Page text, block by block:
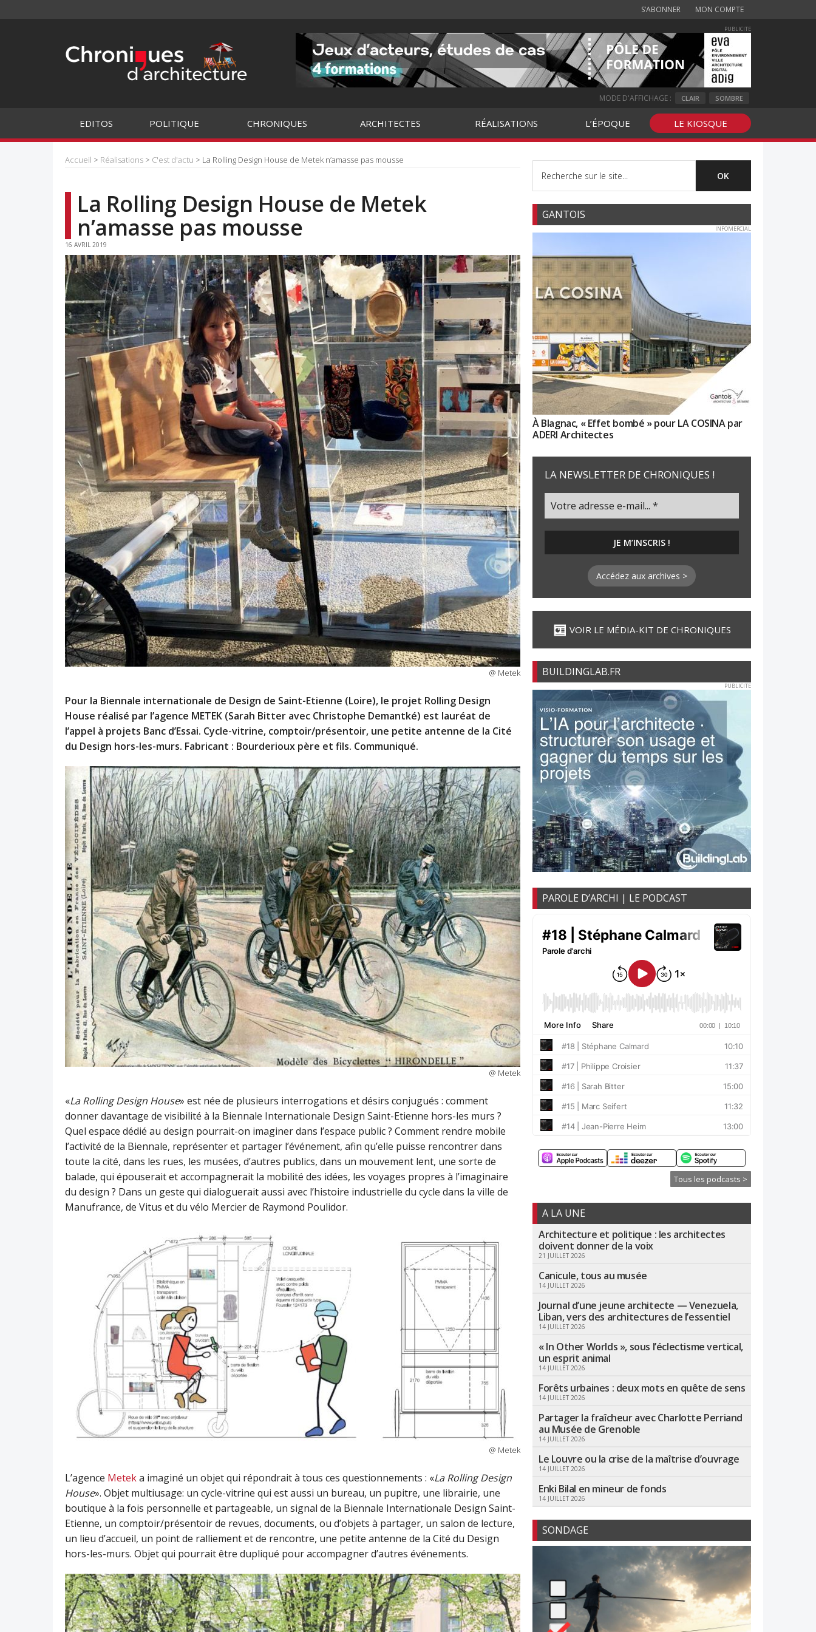
S’ABONNER MON COMPTE
PUBLICITE
MODE D'AFFICHAGE : CLAIR SOMBRE
EDITOS POLITIQUE CHRONIQUES ARCHITECTES RÉALISATIONS L’ÉPOQUE LE KIOSQUE
Accueil > Réalisations > C'est d'actu > La Rolling Design House de Metek n’amasse pas mousse
La Rolling Design House de Metek
n’amasse pas mousse
16 AVRIL 2019
@ Metek
Pour la Biennale internationale de Design de Saint-Etienne (Loire), le projet Rolling Design
House réalisé par l’agence METEK (Sarah Bitter avec Christophe Demantké) est lauréat de
l’appel à projets Banc d’Essai. Cycle-vitrine, comptoir/présentoir, une petite antenne de la Cité
du Design hors-les-murs. Fabricant : Bourderioux père et fils. Communiqué.
@ Metek
«La Rolling Design House» est née de plusieurs interrogations et désirs conjugués : comment
donner davantage de visibilité à la Biennale Internationale Design Saint-Etienne hors-les murs ?
Quel espace dédié au design pourrait-on imaginer dans l’espace public ? Comment rendre mobile
l’activité de la Biennale, représenter et partager l’événement, afin qu’elle puisse rencontrer dans
toute la cité, dans les rues, les musées, d’autres publics, dans un mouvement lent, une sorte de
balade, qui épouserait et accompagnerait la mobilité des idées, les voyages propres à l’imaginaire
du design ? Dans un geste qui dialoguerait aussi avec l’histoire industrielle du cycle dans la ville de
Manufrance, de Vitus et du vélo Mercier de Raymond Poulidor.
@ Metek
L’agence Meteka imaginé un objet qui répondrait à tous ces questionnements : «La Rolling Design
House». Objet multiusage: un cycle-vitrine qui est aussi un bureau, un pupitre, une librairie, une
boutique à la fois personnelle et partageable, un signal de la Biennale Internationale Design Saint-
Etienne, un comptoir/présentoir de revues, documents, ou d’objets à partager, un salon de lecture,
un lieu d’accueil, un point de ralliement et de rencontre, une petite antenne de la Cité du Design
hors-les-murs. Objet qui pourrait être dupliqué pour accompagner d’autres événements.
GANTOIS
INFOMERCIAL
À Blagnac, « Effet bombé » pour LA COSINA par
ADERI Architectes
LA NEWSLETTER DE CHRONIQUES !
Accédez aux archives >
VOIR LE MÉDIA-KIT DE CHRONIQUES
BUILDINGLAB.FR
PUBLICITE
PAROLE D’ARCHI | LE PODCAST
Tous les podcasts >
A LA UNE
Architecture et politique : les architectes
doivent donner de la voix
21 JUILLET 2026
Canicule, tous au musée
14 JUILLET 2026
Journal d’une jeune architecte — Venezuela,
Liban, vers des architectures de l’essentiel
14 JUILLET 2026
« In Other Worlds », sous l’éclectisme vertical,
un esprit animal
14 JUILLET 2026
Forêts urbaines : deux mots en quête de sens
14 JUILLET 2026
Partager la fraîcheur avec Charlotte Perriand
au Musée de Grenoble
14 JUILLET 2026
Le Louvre ou la crise de la maîtrise d’ouvrage
14 JUILLET 2026
Enki Bilal en mineur de fonds
14 JUILLET 2026
SONDAGE